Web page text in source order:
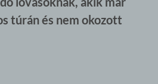
túrán és nem okozott